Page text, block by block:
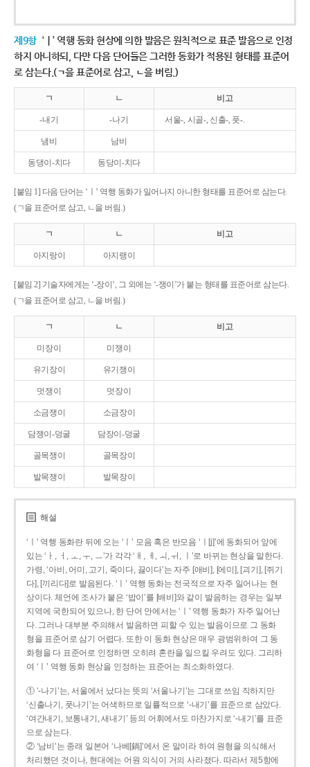
제9항 ‘ㅣ’ 역행 동화 현상에 의한 발음은 원칙적으로 표준 발음으로 인정
하지 아니하되, 다만 다음 단어들은 그러한 동화가 적용된 형태를 표준어
로 삼는다.(ㄱ을 표준어로 삼고, ㄴ을 버림.)
ㄱ ㄴ 비고
-내기 -나기 서울-, 시골-, 신출-, 풋-.
냄비 남비
동댕이-치다 동당이-치다
[붙임 1] 다음 단어는 ‘ㅣ’ 역행 동화가 일어나지 아니한 형태를 표준어로 삼는다.
(ㄱ을 표준어로 삼고, ㄴ을 버림.)
ㄱ ㄴ 비고
아지랑이 아지랭이
[붙임 2] 기술자에게는 ‘-장이’, 그 외에는 ‘-쟁이’가 붙는 형태를 표준어로 삼는다.
(ㄱ을 표준어로 삼고, ㄴ을 버림.)
ㄱ ㄴ 비고
미장이 미쟁이
유기장이 유기쟁이
멋쟁이 멋장이
소금쟁이 소금장이
담쟁이-덩굴 담장이-덩굴
골목쟁이 골목장이
발목쟁이 발목장이
해설
‘ㅣ’ 역행 동화란 뒤에 오는 ‘ㅣ’ 모음 혹은 반모음 ‘ㅣ[j]’에 동화되어 앞에
있는 ‘ㅏ, ㅓ, ㅗ, ㅜ, ㅡ’가 각각 ‘ㅐ, ㅔ, ㅚ, ㅟ, ㅣ’로 바뀌는 현상을 말한다.
가령, ‘아비, 어미, 고기, 죽이다, 끓이다’는 자주 [애비], [에미], [괴기], [쥐기
다], [끼리다]로 발음된다. ‘ㅣ’ 역행 동화는 전국적으로 자주 일어나는 현
상이다. 체언에 조사가 붙은 ‘밥이’를 [배비]와 같이 발음하는 경우는 일부
지역에 국한되어 있으나, 한 단어 안에서는 ‘ㅣ’ 역행 동화가 자주 일어난
다. 그러나 대부분 주의해서 발음하면 피할 수 있는 발음이므로 그 동화
형을 표준어로 삼기 어렵다. 또한 이 동화 현상은 매우 광범위하여 그 동
화형을 다 표준어로 인정하면 오히려 혼란을 일으킬 우려도 있다. 그리하
여 ‘ㅣ’ 역행 동화 현상을 인정하는 표준어는 최소화하였다.
① ‘-나기’는, 서울에서 났다는 뜻의 ‘서울나기’는 그대로 쓰임 직하지만
‘신출나기, 풋나기’는 어색하므로 일률적으로 ‘-내기’를 표준으로 삼았다.
‘여간내기, 보통내기, 새내기’ 등의 어휘에서도 마찬가지로 ‘-내기’를 표준
으로 삼는다.
② ‘남비’는 종래 일본어 ‘나베[鍋]’에서 온 말이라 하여 원형을 의식해서
처리했던 것이나, 현대에는 어원 의식이 거의 사라졌다. 따라서 제5항에